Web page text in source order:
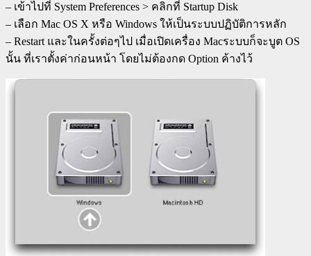
– เข้าไปที่ System Preferences > คลิกที่ Startup Disk
– เลือก Mac OS X หรือ Windows ให้เป็นระบบปฏิบัติการหลัก
– Restart และในครั้งต่อๆไป เมื่อเปิดเครื่อง Macระบบก็จะบูต OS
นั้น ที่เราตั้งค่าก่อนหน้า โดยไม่ต้องกด Option ค้างไว้